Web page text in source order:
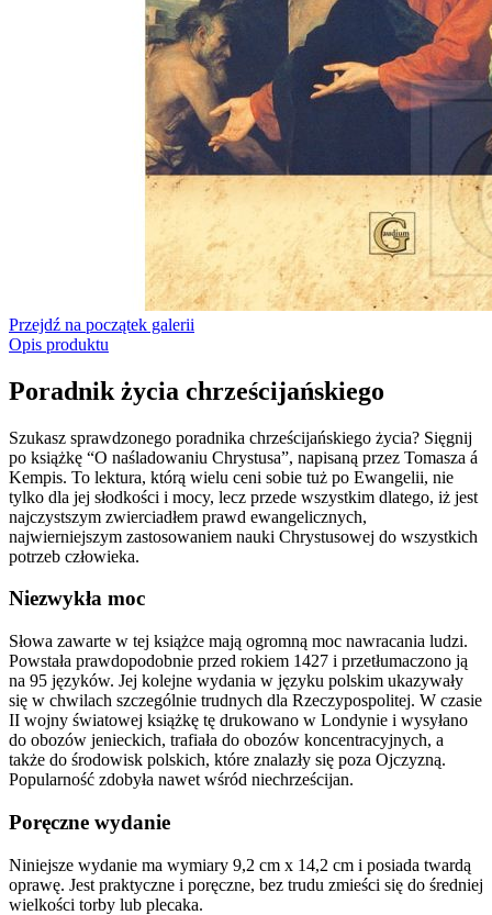
Przejdź na początek galerii
Opis produktu
Poradnik życia chrześcijańskiego
Szukasz sprawdzonego poradnika chrześcijańskiego życia? Sięgnij
po książkę “O naśladowaniu Chrystusa”, napisaną przez Tomasza á
Kempis. To lektura, którą wielu ceni sobie tuż po Ewangelii, nie
tylko dla jej słodkości i mocy, lecz przede wszystkim dlatego, iż jest
najczystszym zwierciadłem prawd ewangelicznych,
najwierniejszym zastosowaniem nauki Chrystusowej do wszystkich
potrzeb człowieka.
Niezwykła moc
Słowa zawarte w tej książce mają ogromną moc nawracania ludzi.
Powstała prawdopodobnie przed rokiem 1427 i przetłumaczono ją
na 95 języków. Jej kolejne wydania w języku polskim ukazywały
się w chwilach szczególnie trudnych dla Rzeczypospolitej. W czasie
II wojny światowej książkę tę drukowano w Londynie i wysyłano
do obozów jenieckich, trafiała do obozów koncentracyjnych, a
także do środowisk polskich, które znalazły się poza Ojczyzną.
Popularność zdobyła nawet wśród niechrześcijan.
Poręczne wydanie
Niniejsze wydanie ma wymiary 9,2 cm x 14,2 cm i posiada twardą
oprawę. Jest praktyczne i poręczne, bez trudu zmieści się do średniej
wielkości torby lub plecaka.